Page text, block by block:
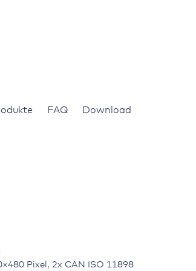
FAQ Download
Pixel, 2x CAN ISO 11898